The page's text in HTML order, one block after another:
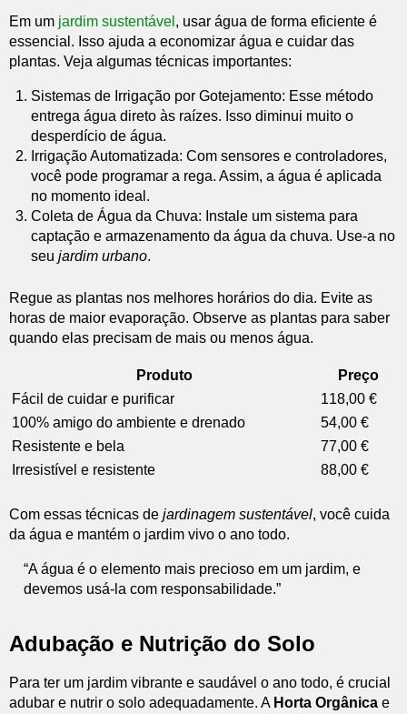
Em um jardim sustentável , usar água de forma eficiente é
essencial. Isso ajuda a economizar água e cuidar das
plantas. Veja algumas técnicas importantes:
Sistemas de Irrigação por Gotejamento: Esse método
entrega água direto às raízes. Isso diminui muito o
desperdício de água.
Irrigação Automatizada: Com sensores e controladores,
você pode programar a rega. Assim, a água é aplicada
no momento ideal.
Coleta de Água da Chuva: Instale um sistema para
captação e armazenamento da água da chuva. Use-a no
seu jardim urbano.
Regue as plantas nos melhores horários do dia. Evite as
horas de maior evaporação. Observe as plantas para saber
quando elas precisam de mais ou menos água.
Produto
Preço
Fácil de cuidar e purificar
118,00 €
100% amigo do ambiente e drenado
54,00 €
Resistente e bela
77,00 €
Irresistível e resistente
88,00 €
Com essas técnicas de jardinagem sustentável, você cuida
da água e mantém o jardim vivo o ano todo.
“A água é o elemento mais precioso em um jardim, e
devemos usá-la com responsabilidade.”
Adubação e Nutrição do Solo
Para ter um jardim vibrante e saudável o ano todo, é crucial
adubar e nutrir o solo adequadamente. A Horta Orgânica e